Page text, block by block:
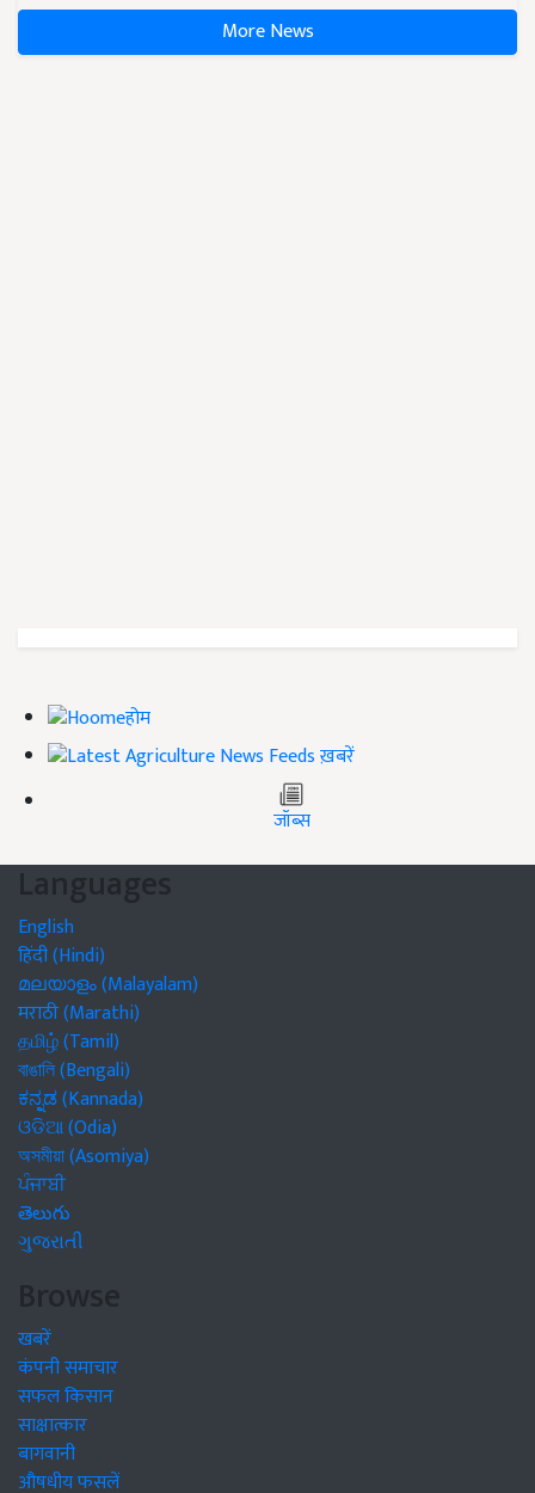
More News
होम
ख़बरें
जॉब्स
Languages
English
हिंदी (Hindi)
മലയാളം (Malayalam)
मराठी (Marathi)
தமிழ் (Tamil)
বাঙালি (Bengali)
ಕನ್ನಡ (Kannada)
ଓଡିଆ (Odia)
অসমীয়া (Asomiya)
ਪੰਜਾਬੀ
తెలుగు
ગુજરાતી
Browse
खबरें
कंपनी समाचार
सफल किसान
साक्षात्कार
बागवानी
औषधीय फसलें